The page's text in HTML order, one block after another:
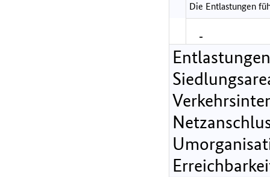
Die Entlastungen
-